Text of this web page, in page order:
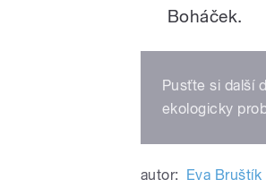
Boháček.
Pusťte si další
ekologicky
autor: Eva Bruštík